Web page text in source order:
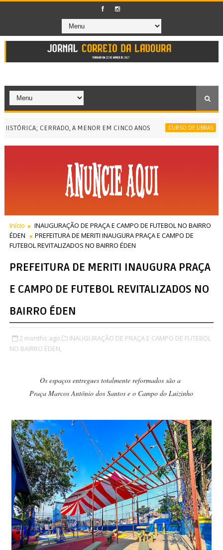
CERRADO, A MENOR EM CINCO ANOS CURSO DE LIBRAS
Início
INAUGURAÇÃO DE PRAÇA E CAMPO DE FUTEBOL NO BAIRRO
ÉDEN
PREFEITURA DE MERITI INAUGURA PRAÇA E CAMPO DE
FUTEBOL REVITALIZADOS NO BAIRRO ÉDEN
PREFEITURA DE MERITI INAUGURA PRAÇA
E CAMPO DE FUTEBOL REVITALIZADOS NO
BAIRRO ÉDEN
2 months ago
INAUGURAÇÃO DE PRAÇA E CAMPO DE FUTEBOL
NO BAIRRO ÉDEN,
Os espaços entregues totalmente reformados são a
Praça Marcos Antônio dos Santos e o Campo do Luizinho